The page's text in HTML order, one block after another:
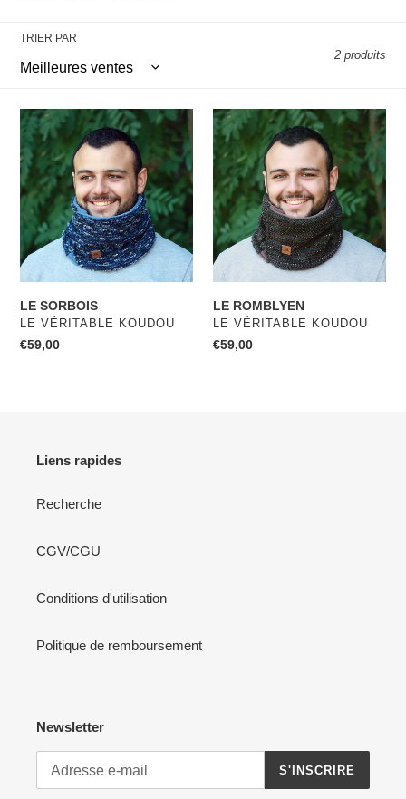
TRIER PAR
2 produits
LE
SORBOIS
LE SORBOIS
DISTRIBUTEUR
LE VÉRITABLE KOUDOU
Prix
€59,00
LE
ROMBLYEN
LE ROMBLYEN
DISTRIBUTEUR
LE VÉRITABLE KOUDOU
Prix
€59,00
Liens rapides
Recherche
CGV/CGU
Conditions d'utilisation
Politique de remboursement
Newsletter
S'INSCRIRE